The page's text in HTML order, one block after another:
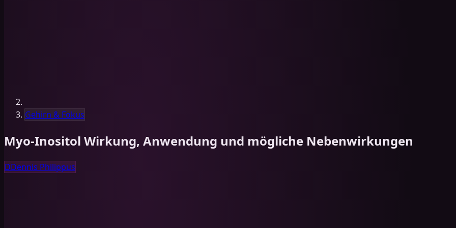
Gehirn & Fokus
Myo-Inositol Wirkung, Anwendung und mögliche Nebenwirkungen
DDennis Philippus